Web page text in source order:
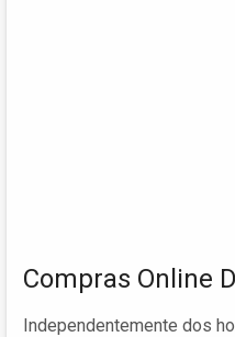
Compras Online
Independentemente dos